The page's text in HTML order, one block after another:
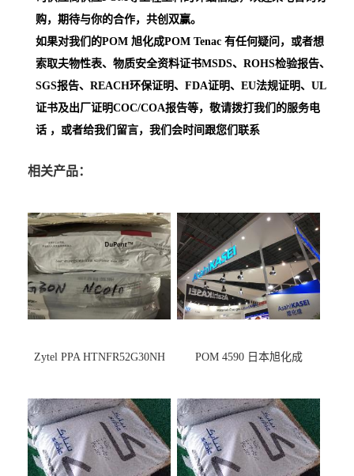
购，期待与你的合作，共创双赢。
如果对我们的POM 旭化成POM Tenac 有任何疑问，或者想
索取夫物性表、物质安全资料证书MSDS、ROHS检验报告、
SGS报告、REACH环保证明、FDA证明、EU法规证明、UL
证书及出厂证明COC/COA报告等，敬请拨打我们的服务电
话 ，或者给我们留言，我们会时间跟您们联系
相关产品：
Zytel PPA HTNFR52G30NH POM 4590 日本旭化成